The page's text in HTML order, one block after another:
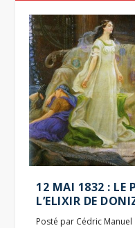
12 MAI 1832 : LE
L’ELIXIR DE
Posté par Cédric Manuel